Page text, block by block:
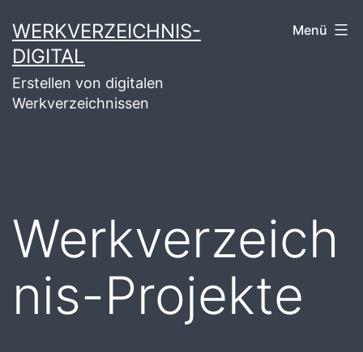
Inhalt
springen
WERKVERZEICHNIS-
DIGITAL
Erstellen von digitalen
Werkverzeichnissen
Menü
Werkverzeich
nis-Projekte